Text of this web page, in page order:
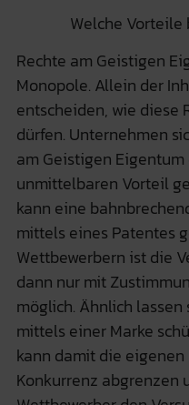
Welche
Rechte am Geistigen
Monopole. Allein der
entscheiden, wie diese
dürfen. Unternehmen
am Geistigen
unmittelbaren Vorteil
kann eine
mittels eines Patentes
Wettbewerbern ist die
dann nur mit
möglich. Ähnlich
mittels einer Marke
kann damit die
Konkurrenz abgrenzen